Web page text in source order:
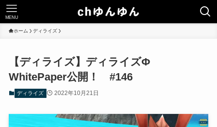
MENU
ホーム ディライズ
【ディライズ】ディライズΦ
WhitePaper公開！ #146
ディライズ 2022年10月21日